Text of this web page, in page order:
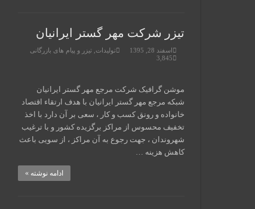
تیزر شرکت مهر گستر ایرانیان
اسفند 28, 1395 تولیدات تیزر و پیام های بازرگانی
3,845
موشن گرافیک شرکت مرجع مهر گستر ایرانیان
شبکه مرجع مهر گستر ایرانیان با هدف ارتقاء اقتصاد
خانواده و رونق کسب و کار ، سعی بر آن دارد با اخذ
تخفیف محسوس از مراکز برگزیده کشور و با ترغیب
شهروندان ، جهت رجوع به آن مراکز ، از سویی باعث
کاهش هزینه …
ادامه نوشته »